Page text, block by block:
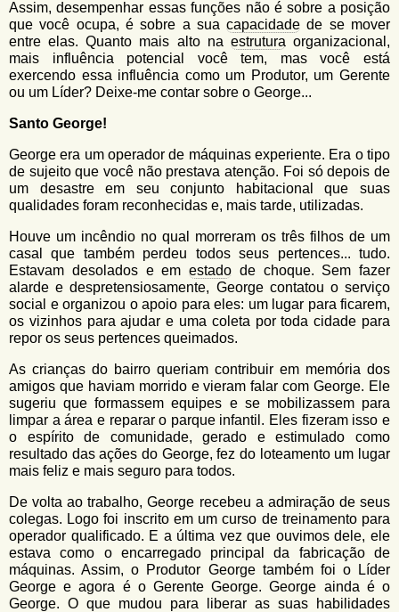
Assim, desempenhar essas funções não é sobre a posição
que você ocupa, é sobre a suacapacidade de se mover
entre elas. Quanto mais alto na estruturaorganizacional,
mais influência potencial você tem, mas você está
exercendo essa influência como um Produtor, um Gerente
ou um Líder? Deixe-me contar sobre o George...
Santo George!
George era um operador de máquinas experiente. Era o tipo
de sujeito que você não prestava atenção. Foi só depois de
um desastre em seu conjunto habitacional que suas
qualidades foram reconhecidas e, mais tarde, utilizadas.
Houve um incêndio no qual morreram os três filhos de um
casal que também perdeu todos seus pertences... tudo.
Estavam desolados e em estado de choque. Sem fazer
alarde e despretensiosamente, George contatou o serviço
social e organizou o apoio para eles: um lugar para ficarem,
os vizinhos para ajudar e uma coleta por toda cidade para
repor os seus pertences queimados.
As crianças do bairro queriam contribuir em memória dos
amigos que haviam morrido e vieram falar com George. Ele
sugeriu que formassem equipes e se mobilizassem para
limpar a área e reparar o parque infantil. Eles fizeram isso e
o espírito de comunidade, gerado e estimulado como
resultado das ações do George, fez do loteamento um lugar
mais feliz e mais seguro para todos.
De volta ao trabalho, George recebeu a admiração de seus
colegas. Logo foi inscrito em um curso de treinamento para
operador qualificado. E a última vez que ouvimos dele, ele
estava como o encarregado principal da fabricação de
máquinas. Assim, o Produtor George também foi o Líder
George e agora é o Gerente George. George ainda é o
George. O que mudou para liberar as suas habilidades